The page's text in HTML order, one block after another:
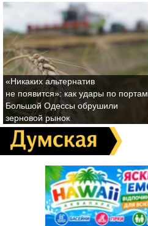
«Никаких альтернатив
не появится»: как удары по портам
Большой Одессы обрушили
зерновой рынок